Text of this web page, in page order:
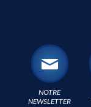
NOTRE
NEWSLETTER